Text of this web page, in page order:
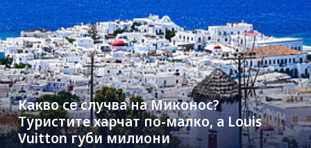
Какво се случва на Миконос?
Туристите харчат по-малко, а Louis
Vuitton губи милиони